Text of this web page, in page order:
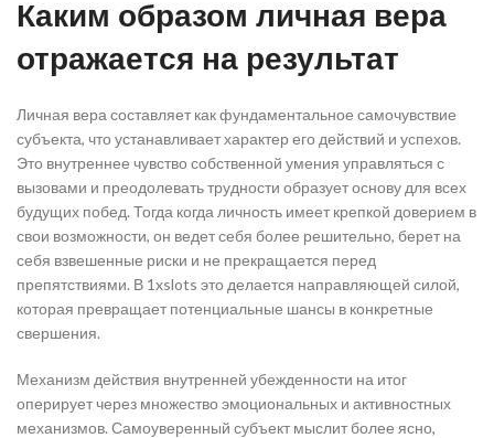
Каким образом личная вера
отражается на результат
Личная вера составляет как фундаментальное самочувствие
субъекта, что устанавливает характер его действий и успехов.
Это внутреннее чувство собственной умения управляться с
вызовами и преодолевать трудности образует основу для всех
будущих побед. Тогда когда личность имеет крепкой доверием в
свои возможности, он ведет себя более решительно, берет на
себя взвешенные риски и не прекращается перед
препятствиями. В 1xslots это делается направляющей силой,
которая превращает потенциальные шансы в конкретные
свершения.
Механизм действия внутренней убежденности на итог
оперирует через множество эмоциональных и активностных
механизмов. Самоуверенный субъект мыслит более ясно,